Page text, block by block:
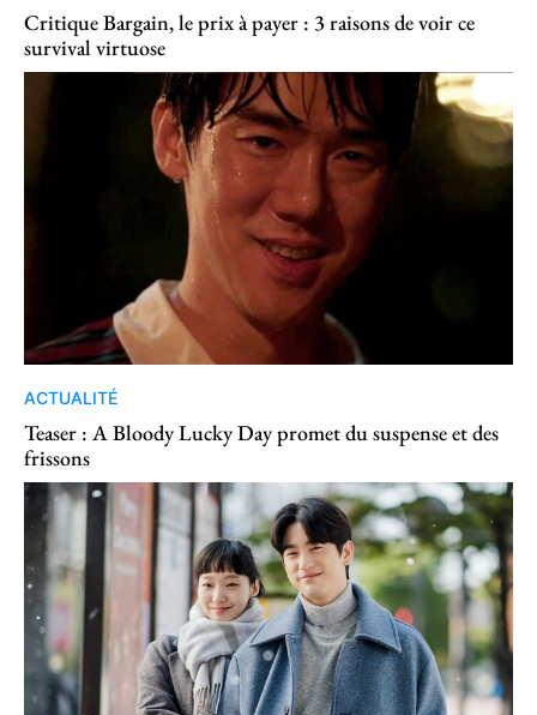
Critique Bargain, le prix à payer : 3 raisons de voir ce
survival virtuose
ACTUALITÉ
Teaser : A Bloody Lucky Day promet du suspense et des
frissons